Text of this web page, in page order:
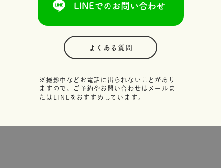
LINEでのお問い合わせ
よくある質問
※撮影中などお電話に出られないことがあり
ますので、ご予約やお問い合わせはメールま
たはLINEをおすすめしています。